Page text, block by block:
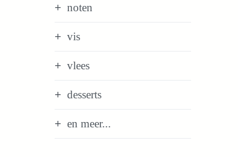
noten
vis
vlees
desserts
en meer...